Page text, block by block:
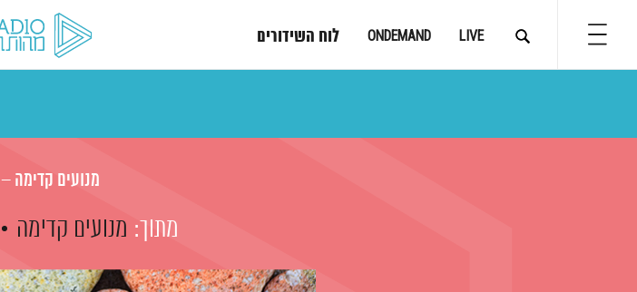
LIVE
ONDEMAND לוח השידורים
מנועים קדימה – 12.2.19
מתוך: מנועים קדימה